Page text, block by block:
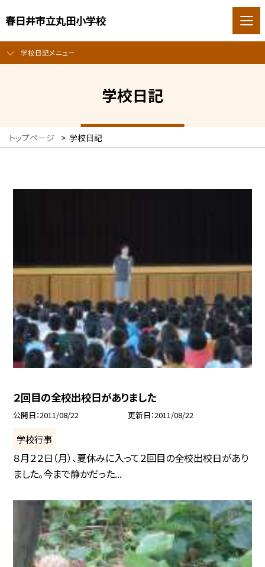
春日井市立丸田小学校
学校日記メニュー
学校日記
トップページ > 学校日記
２回目の全校出校日がありました
公開日 2011/08/22 更新日 2011/08/22
学校行事
８月２２日（月）、夏休みに入って２回目の全校出校日があり
ました。今まで静かだった...